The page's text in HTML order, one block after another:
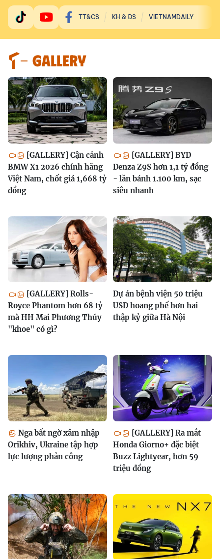
TT&CS KH & ĐS VIETNAMDAILY
GALLERY
[GALLERY] Cận cảnh
BMW X1 2026 chính hãng
Việt Nam, chốt giá 1,668 tỷ
đồng
[GALLERY] BYD
Denza Z9S hơn 1,1 tỷ đồng
- lăn bánh 1.100 km, sạc
siêu nhanh
[GALLERY] Rolls-
Royce Phantom hơn 68 tỷ
mà HH Mai Phương Thúy
"khoe" có gì?
Dự án bệnh viện 50 triệu
USD hoang phế hơn hai
thập kỷ giữa Hà Nội
Nga bất ngờ xâm nhập
Orikhiv, Ukraine tập hợp
lực lượng phản công
[GALLERY] Ra mắt
Honda Giorno+ đặc biệt
Buzz Lightyear, hơn 59
triệu đồng